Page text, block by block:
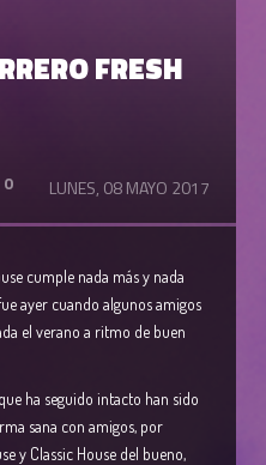
FRESH
0 LUNES, 08 MAYO 2017
cumple nada más y nada
ayer cuando algunos amigos
el verano a ritmo de buen
ha seguido intacto han sido
sana con amigos, por
y Classic House del bueno,